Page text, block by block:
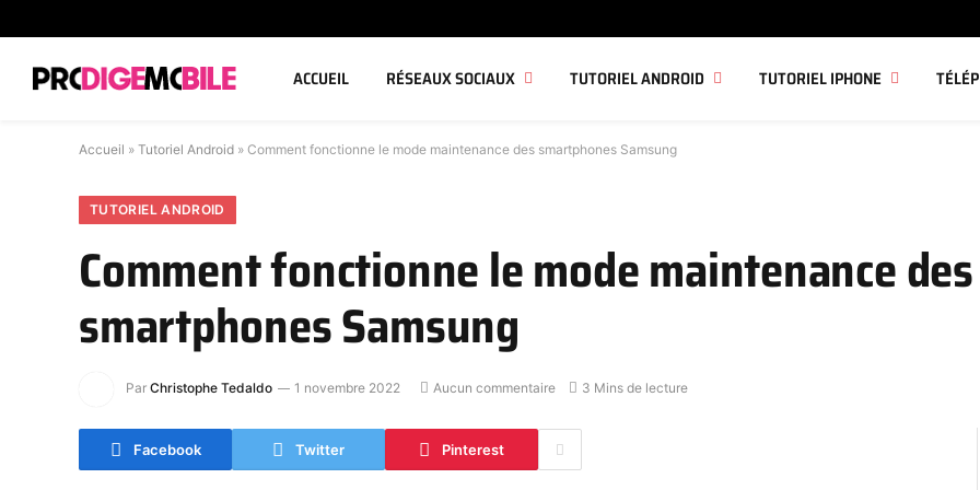
ACCUEIL RÉSEAUX SOCIAUX TUTORIEL ANDROID TUTORIEL IPHONE
Accueil » Tutoriel Android » Comment fonctionne le mode maintenance des smartphones Samsung
TUTORIEL ANDROID
Comment fonctionne le mode maintenance des
smartphones Samsung
Par Christophe Tedaldo 1 novembre 2022 Aucun commentaire 3 Mins de lecture
Facebook Twitter Pinterest